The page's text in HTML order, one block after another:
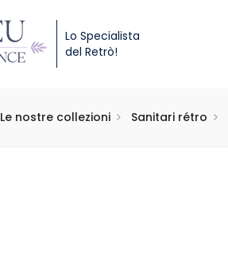
Lo Specialista
del Retrò!
Le nostre collezioni Sanitari rétro